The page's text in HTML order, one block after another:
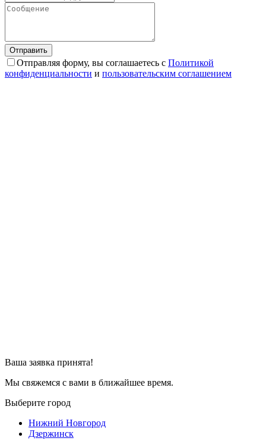
Отправляя форму, вы соглашаетесь с Политикой
конфиденциальности и пользовательским соглашением
Ваша заявка принята!
Мы свяжемся с вами в ближайшее время.
Выберите город
Нижний Новгород
Дзержинск